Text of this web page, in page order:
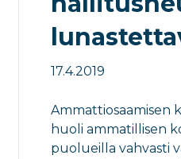
17.4.2019
Ammattiosaamisen
huoli ammatillisen
puolueilla vahvasti